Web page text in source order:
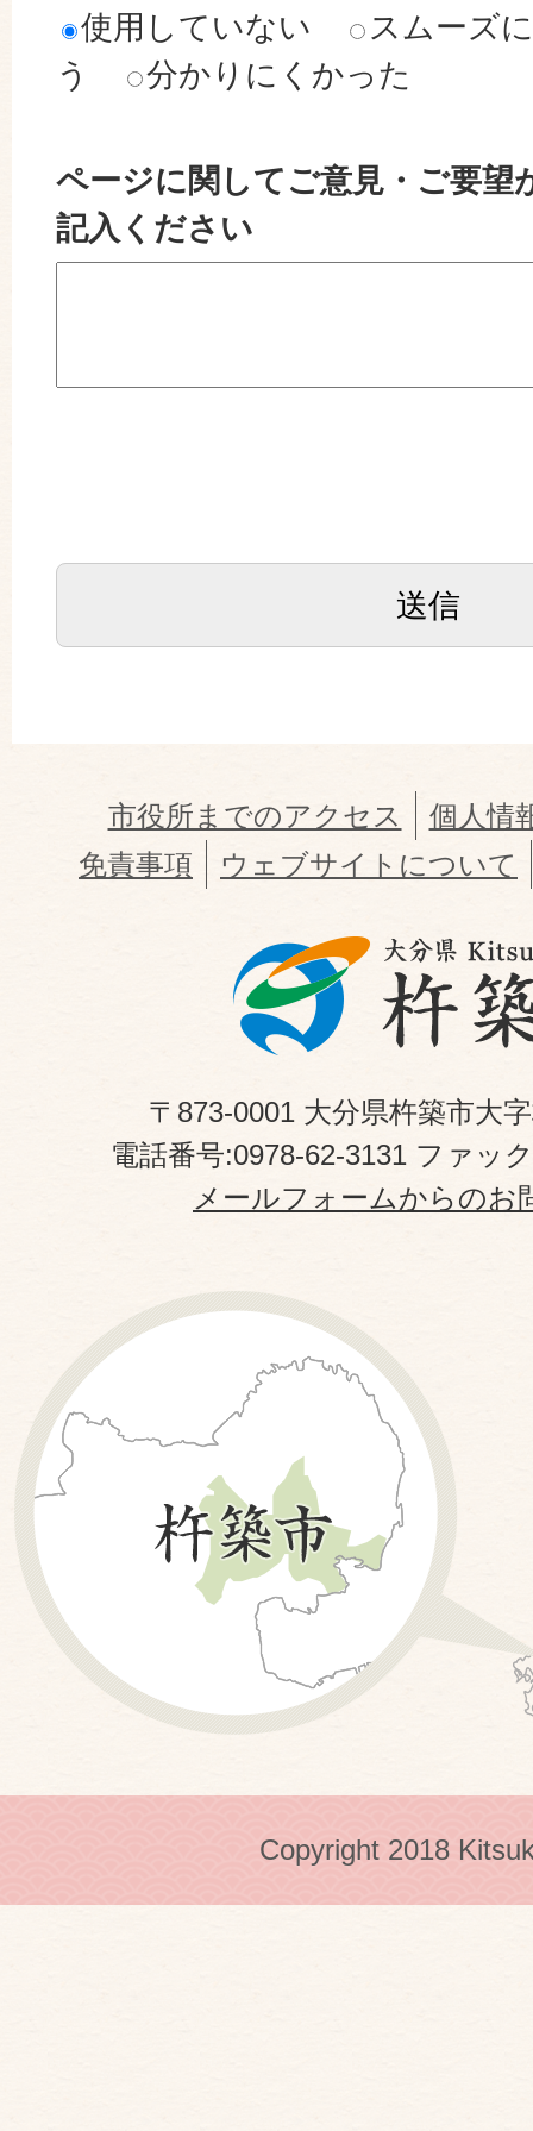
使用していない
スムーズ
う
分かりにくかった
ページに関してご意見・ご要望
記入ください
市役所までのアクセス
個人情
免責事項
ウェブサイトについて
〒873-0001 大分県杵築市大
電話番号:0978-62-3131 ファッ
メールフォームからのお
Copyright 2018